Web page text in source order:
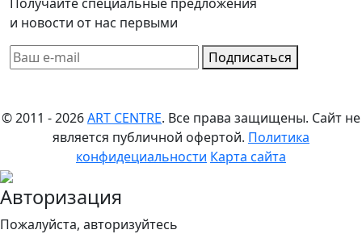
и новости от нас первыми
Подписаться
© 2011 - 2026ART CENTRE. Все права защищены. Сайт не
является публичной офертой. Политика
конфидециальности Карта сайта
Авторизация
Пожалуйста, авторизуйтесь